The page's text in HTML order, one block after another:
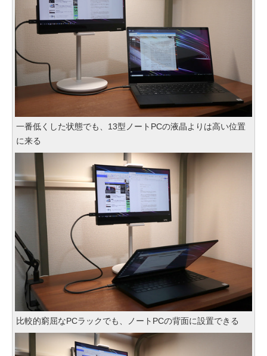
一番低くした状態でも、13型ノートPCの液晶よりは高い位置
に来る
比較的窮屈なPCラックでも、ノートPCの背面に設置できる